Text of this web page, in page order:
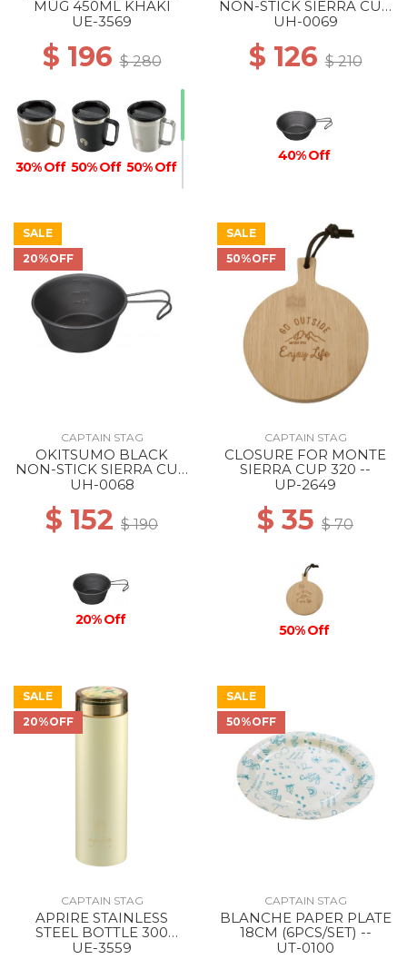
MUG 450ML KHAKI
UE-3569
$ 196$ 280
30% Off 50% Off 50% Off
50% Off
NON-STICK SIERRA CUP
320ML ML
UH-0069
$ 126$ 210
40% Off
SALE
20%OFF
CAPTAIN STAG
OKITSUMO BLACK
NON-STICK SIERRA CUP
210ML --
UH-0068
$ 152 $ 190
20% Off
SALE
50%OFF
CAPTAIN STAG
CLOSURE FOR MONTE
SIERRA CUP 320 --
UP-2649
$ 35 $ 70
50% Off
SALE
20%OFF
CAPTAIN STAG
APRIRE STAINLESS
STEEL BOTTLE 300
GItOW/LIGHT GREEN
UE-3559
SALE
50%OFF
CAPTAIN STAG
BLANCHE PAPER PLATE
18CM (6PCS/SET) --
UT-0100